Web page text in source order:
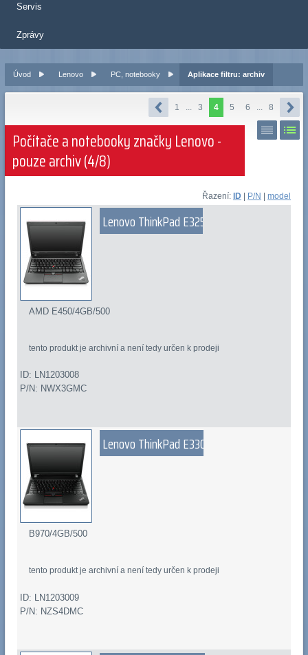
Servis
Zprávy
Úvod Lenovo PC, notebooky Aplikace filtru: archiv
1 ... 3 4 5 6 ... 8
Počítače a notebooky značky Lenovo -
pouze archiv (4/8)
Řazení: ID P/N |model
Lenovo ThinkPad E325
AMD E450/4GB/500
tento produkt je archivní a není tedy určen k prodeji
ID: LN1203008
P/N: NWX3GMC
Lenovo ThinkPad E330
B970/4GB/500
tento produkt je archivní a není tedy určen k prodeji
ID: LN1203009
P/N: NZS4DMC